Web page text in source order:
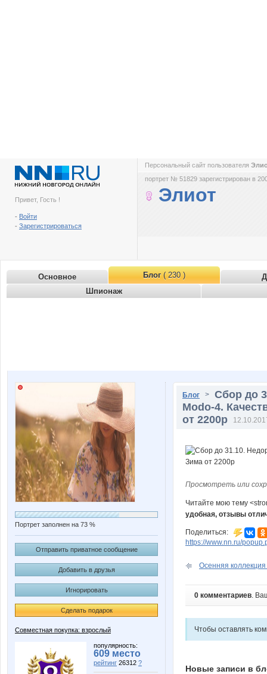
Привет, Гость !
- Войти
- Зарегистрироваться
Персональный сайт пользователя
портрет № 51829 зарегистрирован в
Элиот
Основное Блог( 230 )
Шпионаж
Портрет заполнен на 73 %
Отправить приватное сообщение
Добавить в друзья
Игнорировать
Сделать подарок
Совместная покупка: взрослый
популярность:
609 место
рейтинг 26312 ?
Блог > Сбор до
Modo-4.
от 2200р
Просмотреть или
Читайте мою тему
удобная, отзывы
Поделиться:
https://www.nn.ru/
Осенняя
0 комментариев.
Чтобы оставлять
Новые записи в